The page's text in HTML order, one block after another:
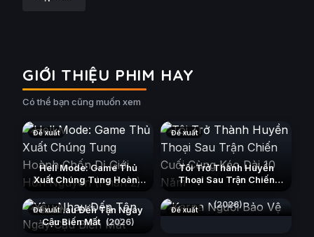
GIỚI THIỆU PHIM HAY
Có thể bạn cũng muốn xem
Đề xuất
Hell Mode: Game Thủ
Xuất Chúng Tung Hoành
Chốn Dị Giới Hỗn Nguyên
(Phần 2) (2026)
Đề xuất
Tôi Trở Thành Huyền
Thoại Sau Trận Chiến
Năm (2026)
Đề xuất
Yêu Nhau Đến Tận Ngày
Cậu Biến Mất (2026)
Đề xuất (2026)